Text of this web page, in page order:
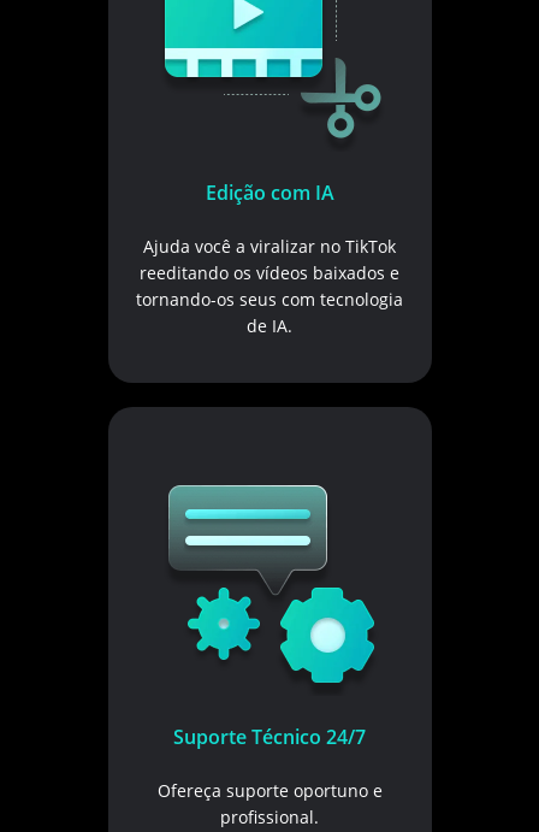
Edição com IA
Ajuda você a viralizar no TikTok
reeditando os vídeos baixados e
tornando-os seus com tecnologia
de IA.
Suporte Técnico 24/7
Ofereça suporte oportuno e
profissional.